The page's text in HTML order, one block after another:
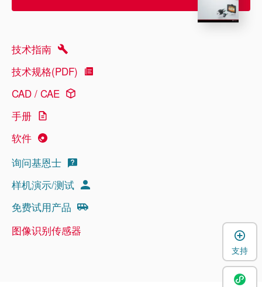
技术指南
技术规格(PDF)
CAD / CAE
手册
软件
询问基恩士
样机演示/测试
免费试用产品
图像识别传感器
支持